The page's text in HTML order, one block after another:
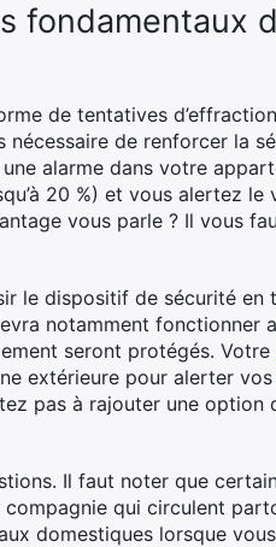
fondamentaux
de tentatives
nécessaire de renforcer la
alarme dans votre
20 %) et vous alertez
vous parle ? Il vous
le dispositif de sécurité
notamment fonctionner
seront protégés. Votre
extérieure pour alerter
pas à rajouter une
Il faut noter que
compagnie qui circulent
domestiques lorsque